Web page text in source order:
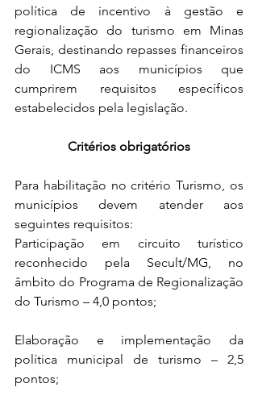
política de incentivo à gestão e
regionalização do turismo em Minas
Gerais, destinando repasses financeiros
do ICMS aos municípios que
cumprirem requisitos específicos
estabelecidos pela legislação.
Critérios obrigatórios
Para habilitação no critério Turismo, os
municípios devem atender aos
seguintes requisitos:
Participação em circuito turístico
reconhecido pela Secult/MG, no
âmbito do Programa de Regionalização
do Turismo – 4,0 pontos;
Elaboração e implementação da
política municipal de turismo – 2,5
pontos;